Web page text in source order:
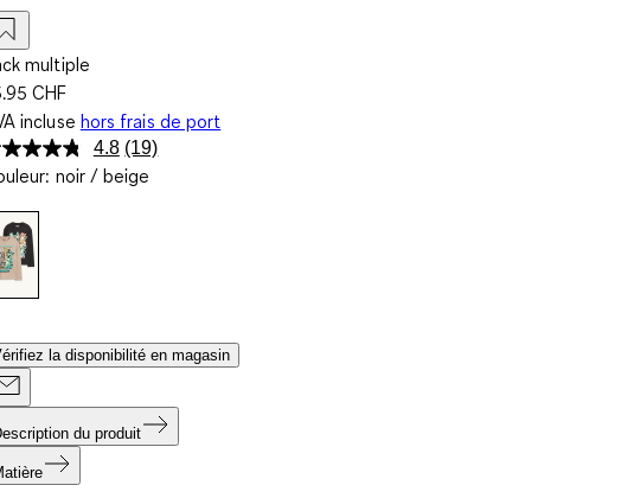
multiple
CHF
incluse hors frais de port
4.8 Lire
19
(19)
: noir / beige
la disponibilité en magasin
du produit